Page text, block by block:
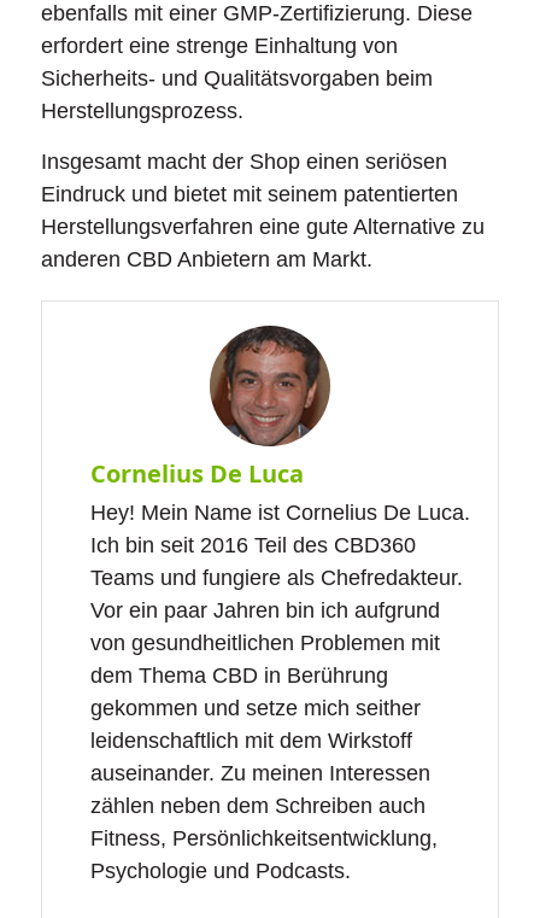
ebenfalls mit einer GMP-Zertifizierung. Diese
erfordert eine strenge Einhaltung von
Sicherheits- und Qualitätsvorgaben beim
Herstellungsprozess.
Insgesamt macht der Shop einen seriösen
Eindruck und bietet mit seinem patentierten
Herstellungsverfahren eine gute Alternative zu
anderen CBD Anbietern am Markt.
Cornelius De Luca
Hey! Mein Name ist Cornelius De Luca.
Ich bin seit 2016 Teil des CBD360
Teams und fungiere als Chefredakteur.
Vor ein paar Jahren bin ich aufgrund
von gesundheitlichen Problemen mit
dem Thema CBD in Berührung
gekommen und setze mich seither
leidenschaftlich mit dem Wirkstoff
auseinander. Zu meinen Interessen
zählen neben dem Schreiben auch
Fitness, Persönlichkeitsentwicklung,
Psychologie und Podcasts.